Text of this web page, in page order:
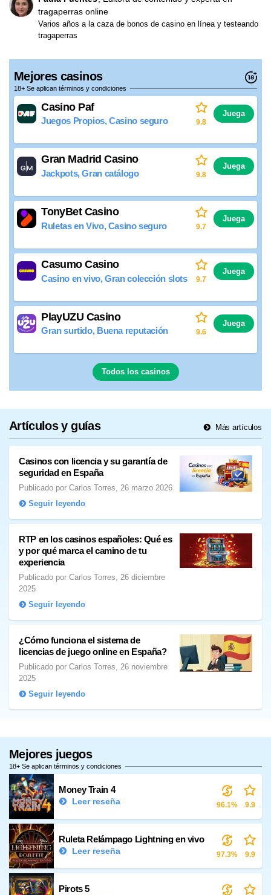
tragaperras online
Varios años a la caza de bonos de casino en línea y testeando
tragaperras
Mejores casinos
18+ Se aplican términos y condiciones
Casino Paf
Juegos Propios, Casino seguro 9.8
Juega
Gran Madrid Casino
Jackpots, Gran catálogo 9.8
Juega
TonyBet Casino
Ruletas en Vivo, Casino seguro 9.7
Juega
Casumo Casino
Casino en vivo, Gran colección slots 9.7
Juega
PlayUZU Casino
Gran surtido, Buena reputación 9.6
Juega
Todos los casinos
Artículos y guías Más artículos
Casinos con licencia y su garantía de
seguridad en España
Publicado por Carlos Torres, 26 marzo 2026
Seguir leyendo
RTP en los casinos españoles: Qué es
y por qué marca el camino de tu
experiencia
Publicado por Carlos Torres, 26 diciembre
2025
Seguir leyendo
¿Cómo funciona el sistema de
licencias de juego online en España?
Publicado por Carlos Torres, 26 noviembre
2025
Seguir leyendo
Mejores juegos
18+ Se aplican términos y condiciones
Money Train 4
Leer reseña 96.1% 9.9
Ruleta Relámpago Lightning en vivo
Leer reseña 97.3% 9.9
Pirots 5